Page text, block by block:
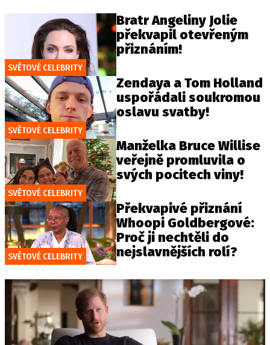
SVĚTOVÉ CELEBRITY
Bratr Angeliny Jolie
překvapil otevřeným
přiznáním!
SVĚTOVÉ CELEBRITY
Zendaya a Tom Holland
uspořádali soukromou
oslavu svatby!
SVĚTOVÉ CELEBRITY
Manželka Bruce Willise
veřejně promluvila o
svých pocitech viny!
SVĚTOVÉ CELEBRITY
Překvapivé přiznání
Whoopi Goldbergové:
Proč ji nechtěli do
nejslavnějších rolí?